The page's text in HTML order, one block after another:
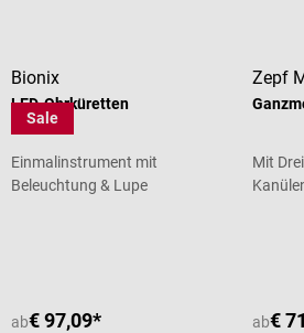
Sale
Bionix
LED-Ohrküretten
Einmalinstrument mit
Beleuchtung & Lupe
ab€ 97,09*
Zepf
Mit
ab€